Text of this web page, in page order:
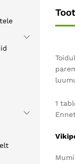
1